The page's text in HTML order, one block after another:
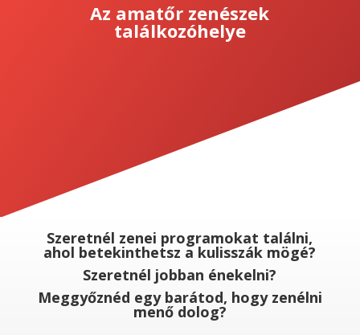
Az amatőr zenészek
találkozóhelye
Szeretnél zenei programokat találni,
ahol betekinthetsz a kulisszák mögé?
Szeretnél jobban énekelni?
Meggyőznéd egy barátod, hogy zenélni
menő dolog?